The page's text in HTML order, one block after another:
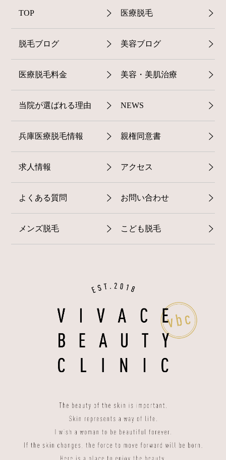
TOP 医療脱毛
脱毛ブログ 美容ブログ
医療脱毛料金 美容・美肌治療
当院が選ばれる理由 NEWS
兵庫医療脱毛情報 親権同意書
求人情報 アクセス
よくある質問 お問い合わせ
メンズ脱毛 こども脱毛